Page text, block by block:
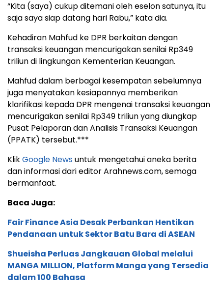
“Kita (saya) cukup ditemani oleh eselon satunya, itu
saja saya siap datang hari Rabu,” kata dia.
Kehadiran Mahfud ke DPR berkaitan dengan
transaksi keuangan mencurigakan senilai Rp349
triliun di lingkungan Kementerian Keuangan.
Mahfud dalam berbagai kesempatan sebelumnya
juga menyatakan kesiapannya memberikan
klarifikasi kepada DPR mengenai transaksi keuangan
mencurigakan senilai Rp349 triliun yang diungkap
Pusat Pelaporan dan Analisis Transaksi Keuangan
(PPATK) tersebut.***
KlikGoogle Newsuntuk mengetahui aneka berita
dan informasi dari editor Arahnews.com, semoga
bermanfaat.
Baca Juga:
Fair Finance Asia Desak Perbankan Hentikan
Pendanaan untuk Sektor Batu Bara di ASEAN
Shueisha Perluas Jangkauan Global melalui
MANGA MILLION, Platform Manga yang Tersedia
dalam 100 Bahasa